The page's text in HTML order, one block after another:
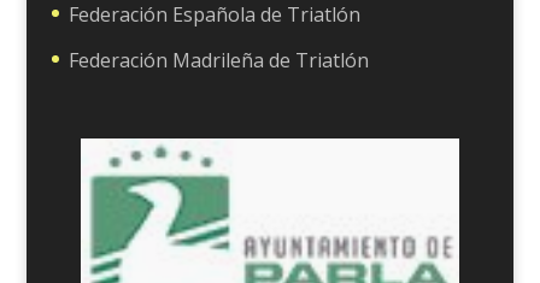
Federación Española de Triatlón
Federación Madrileña de Triatlón